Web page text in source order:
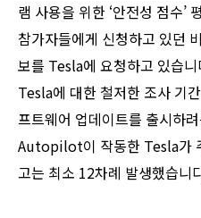
램 사용을 위한 ‘안전성 점수’
참가자들에게 신청하고 있던
보를 Tesla에 요청하고 있습
Tesla에 대한 철저한 조사 기
프트웨어 업데이트를 출시하
Autopilot이 작동한 Tesla가
고는 최소 12차례 발생했습니